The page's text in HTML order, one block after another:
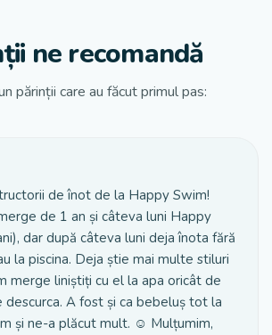
ne recomandă
părinții care au făcut primul pas:
de înot de la Happy Swim!
de 1 an și câteva luni Happy
dar după câteva luni deja înota fără
la piscina. Deja știe mai multe stiluri
merge liniștiți cu el la apa oricât de
descurca. A fost și ca bebeluș tot la
și ne-a plăcut mult. ☺️ Mulțumim,